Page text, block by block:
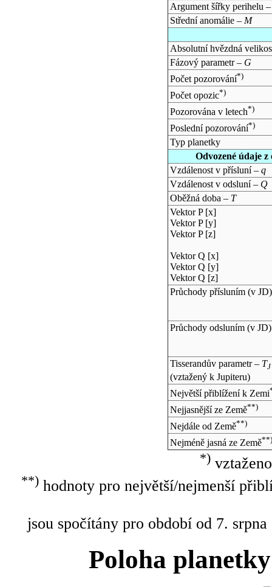
Argument šířky perihelu
Střední anomálie – M
Absolutní hvězdná
Fázový parametr – G
Počet pozorování*)
Počet opozic*)
Pozorována v letech*)
Poslední pozorování*)
Typ planetky
Odvozené údaje
Vzdálenost v přísluní – q
Vzdálenost v odsluní – Q
Oběžná doba – T
Vektor P [x]
Vektor P [y]
Vektor P [z]
Vektor Q [x]
Vektor Q [y]
Vektor Q [z]
Průchody přísluním (v JD)
Průchody odsluním (v JD)
Tisserandův parametr – TJ
(vztažený k Jupiteru)
Největší přiblížení k Zemi
Nejjasnější ze Země**)
Nejdále od Země**)
Nejméně jasná ze Země**)
*)
**)hodnoty pro největší/nejmenší
jsou spočítány pro období od 7.
Poloha